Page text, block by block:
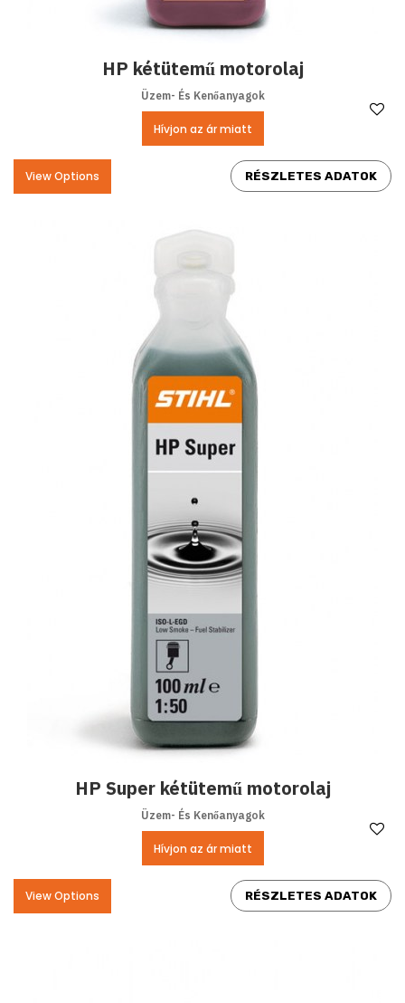
HP kétütemű motorolaj
Üzem- És Kenőanyagok
Hívjon az ár miatt
RÉSZLETES ADATOK
View Options
HP Super kétütemű motorolaj
Üzem- És Kenőanyagok
Hívjon az ár miatt
RÉSZLETES ADATOK
View Options